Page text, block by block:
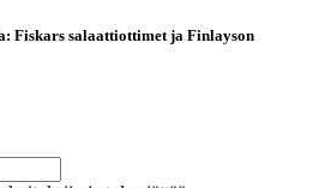
Fiskars salaattiottimet ja Finlayson